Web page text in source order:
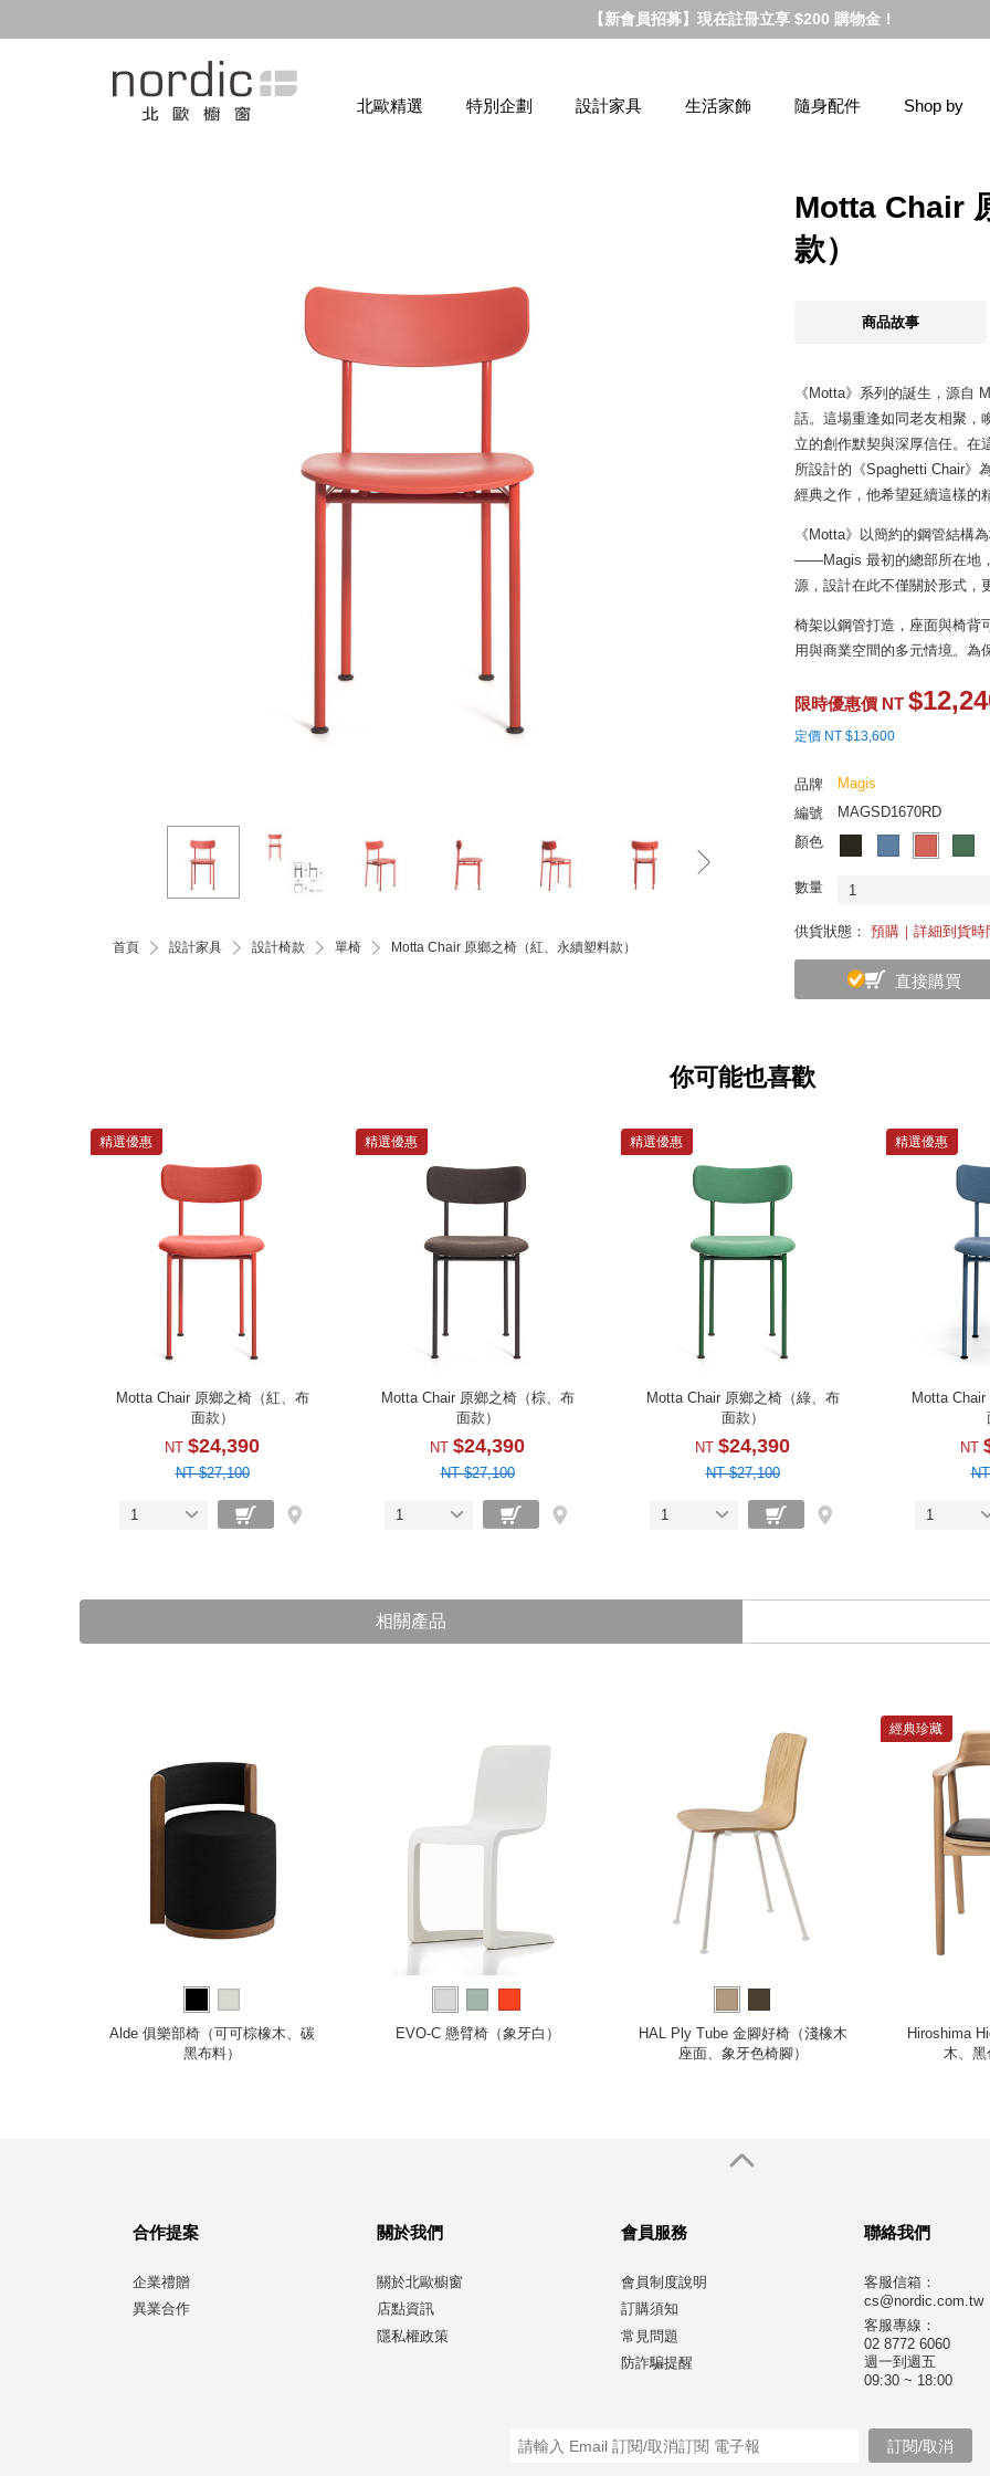
【新會員招募】現在註冊立享 $200 購物金！
北歐精選 特別企劃 設計家具 生活家飾 隨身配件 Shop by
首頁 設計家具 設計椅款 單椅 Motta Chair 原鄉之椅（紅、永續塑料款）
Motta Chair
款）
商品故事
《Motta》系列的誕生，源自
話。這場重逢如同老友相聚，
立的創作默契與深厚信任。在
所設計的《Spaghetti Chair
經典之作，他希望延續這樣的
《Motta》以簡約的鋼管結構
——Magis 最初的總部所在地
源，設計在此不僅關於形式，
椅架以鋼管打造，座面與椅背
用與商業空間的多元情境。為
回應當代對永續與長久使用
是 Jasper Morrison 一貫堅持
限時優惠價 NT
定價 NT $13,600
品牌
Magis
編號
MAGSD1670RD
顏色
數量 1
供貨狀態： 預購｜詳細到貨時
直接購買
你可能也喜歡
精選優惠
Motta Chair 原鄉之椅（紅、布
面款）
NT $24,390
NT $27,100
1
精選優惠
Motta Chair 原鄉之椅（棕、布
面款）
NT $24,390
NT $27,100
1
精選優惠
Motta Chair 原鄉之椅（綠、布
面款）
NT $24,390
NT $27,100
1
精選優惠
Motta
NT
1
相關產品
Alde 俱樂部椅（可可棕橡木、碳
黑布料）
EVO-C 懸臂椅（象牙白）
HAL Ply Tube 金腳好椅（淺橡木
座面、象牙色椅腳）
經典珍藏
Hiroshima
木、黑
合作提案
企業禮贈
異業合作
關於我們
關於北歐櫥窗
店點資訊
隱私權政策
會員服務
會員制度說明
訂購須知
常見問題
防詐騙提醒
聯絡我們
客服信箱：
cs@nordic.com.tw
客服專線：
02 8772 6060
週一到週五
09:30 ~ 18:00